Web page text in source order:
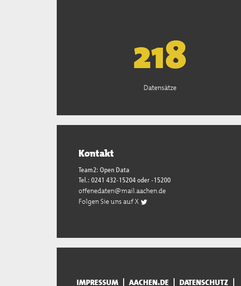
221
Datensätze
Kontakt
Team2: Open Data
Tel.: 0241 432-15204 oder -15200
offenedaten@mail.aachen.de
Folgen Sie uns auf X
IMPRESSUM AACHEN.DE DATENSCHUTZ